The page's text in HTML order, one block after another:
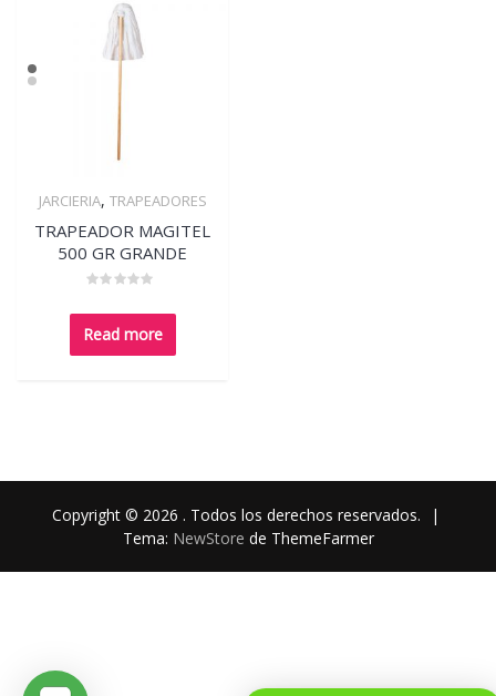
Quick View
JARCIERIA, TRAPEADORES
TRAPEADOR MAGITEL
500 GR GRANDE
0
out
of
Read more
Copyright © 2026 . Todos los derechos reservados.
|
Tema: NewStore de ThemeFarmer